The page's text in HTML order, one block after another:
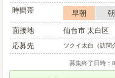
時間帯
早朝 朝
面接地
仙台市 太白区
応募先
ツクイ太白（訪問
募集終了日時：